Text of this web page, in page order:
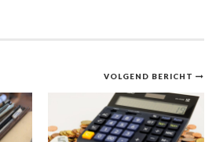
VOLGEND BERICHT